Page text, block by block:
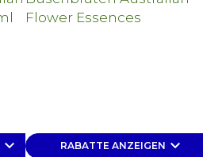
keyboard_arrow_down RABATTE ANZEIGEN keyboard_arrow_down